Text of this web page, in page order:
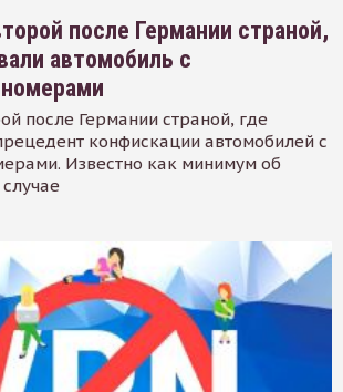
после Германии страной,
автомобиль с
после Германии страной, где
конфискации автомобилей с
Известно как минимум об